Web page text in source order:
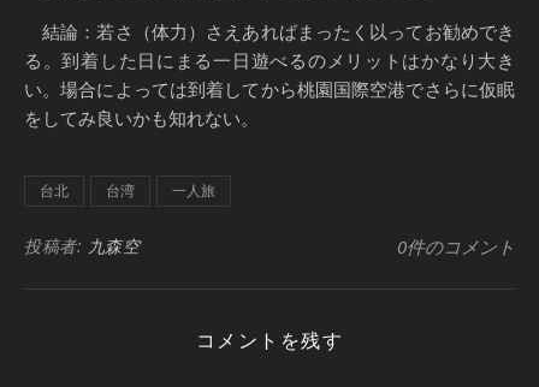
結論：若さ（体力）さえあればまったく以ってお勧めでき
る。到着した日にまる一日遊べるのメリットはかなり大き
い。場合によっては到着してから桃園国際空港でさらに仮眠
をしてみ良いかも知れない。
台北 台湾 一人旅
投稿者: 九森空 0件のコメント
コメントを残す